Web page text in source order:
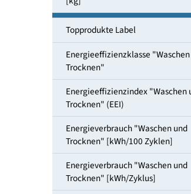
Füllmenge Waschen und
[kg]
Topprodukte Label
Energieeffizienzklasse
Trocknen"
Energieeffizienzindex
Trocknen" (EEI)
Energieverbrauch "Waschen
Trocknen" [kWh/100 Zyklen]